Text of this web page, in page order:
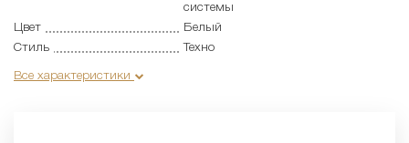
системы
Цвет
Белый
Стиль
Техно
Все характеристики